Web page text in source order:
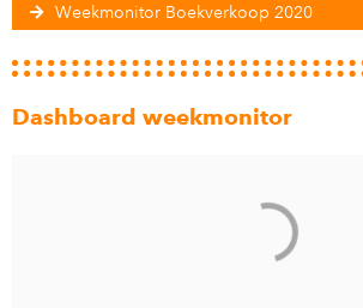
Weekmonitor Boekverkoop 2020
Dashboard weekmonitor